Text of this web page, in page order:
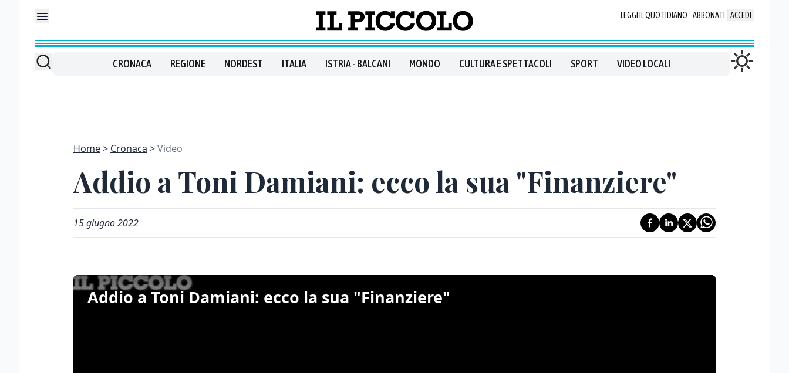
LEGGI IL QUOTIDIANO ABBONATI ACCEDI
CRONACA REGIONE NORDEST ITALIA ISTRIA - BALCANI MONDO CULTURA E SPETTACOLI SPORT VIDEO LOCALI
Home Cronaca Video
Addio a Toni Damiani: ecco la sua "Finanziere"
15 giugno 2022
Addio a Toni Damiani: ecco la sua "Finanziere"